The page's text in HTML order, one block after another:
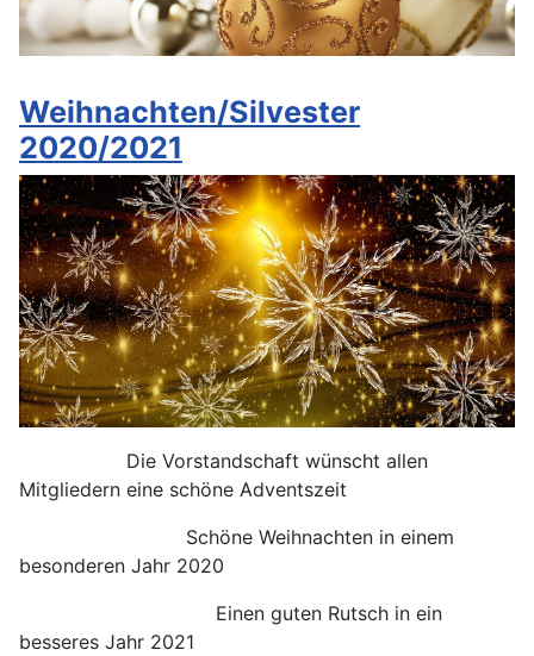
Weihnachten/Silvester
2020/2021
Die Vorstandschaft wünscht allen
Mitgliedern eine schöne Adventszeit
Schöne Weihnachten in einem
besonderen Jahr 2020
Einen guten Rutsch in ein
besseres Jahr 2021